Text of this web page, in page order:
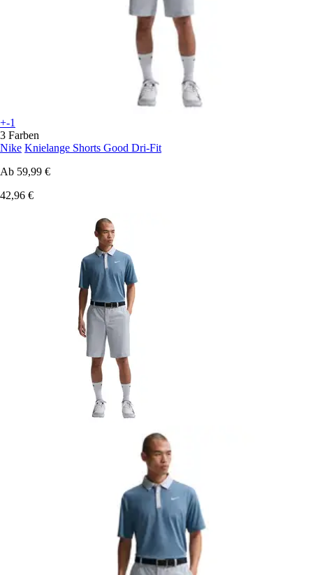
+-1
3 Farben
Nike Knielange Shorts Good Dri-Fit
Ab 59,99 €
42,96 €